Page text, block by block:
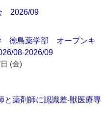
2026/09
徳島薬学部 オープンキ
08-2026/09
(金)
と薬剤師に認識差‐獣医療専